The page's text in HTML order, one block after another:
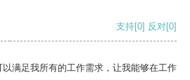
支持[0] 反对[0]
满足我所有的工作需求，让我能够在工作